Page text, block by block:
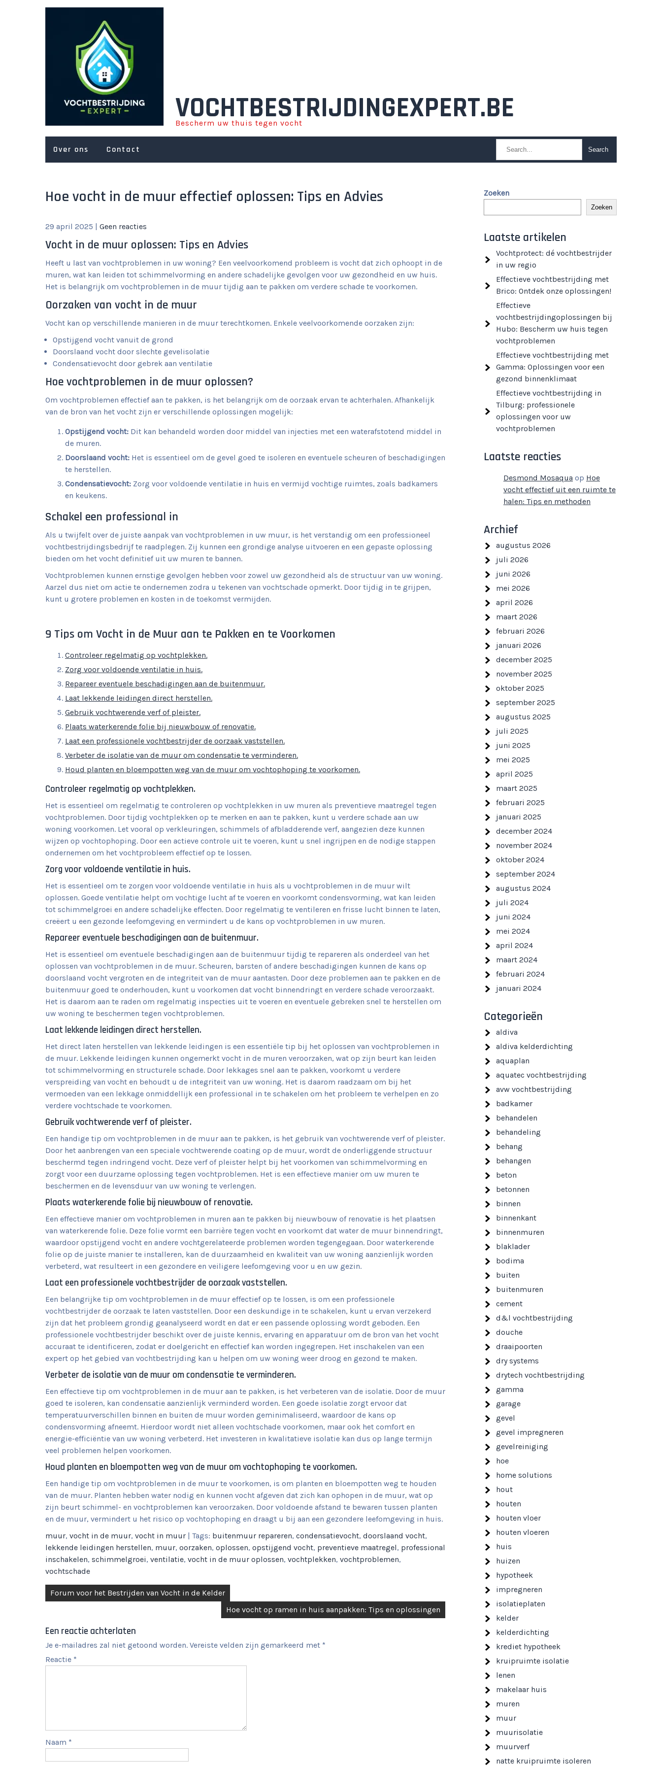
VOCHTBESTRIJDINGEXPERT.BE
Bescherm uw thuis tegen vocht
Over ons Contact
Hoe vocht in de muur effectief oplossen: Tips en Advies
29 april 2025 | Geen reacties
Vocht in de muur oplossen: Tips en Advies
Heeft u last van vochtproblemen in uw woning? Een veelvoorkomend probleem is vocht dat zich ophoopt in de
muren, wat kan leiden tot schimmelvorming en andere schadelijke gevolgen voor uw gezondheid en uw huis.
Het is belangrijk om vochtproblemen in de muur tijdig aan te pakken om verdere schade te voorkomen.
Oorzaken van vocht in de muur
Vocht kan op verschillende manieren in de muur terechtkomen. Enkele veelvoorkomende oorzaken zijn:
Opstijgend vocht vanuit de grond
Doorslaand vocht door slechte gevelisolatie
Condensatievocht door gebrek aan ventilatie
Hoe vochtproblemen in de muur oplossen?
Om vochtproblemen effectief aan te pakken, is het belangrijk om de oorzaak ervan te achterhalen. Afhankelijk
van de bron van het vocht zijn er verschillende oplossingen mogelijk:
Opstijgend vocht: Dit kan behandeld worden door middel van injecties met een waterafstotend middel in
de muren.
Doorslaand vocht: Het is essentieel om de gevel goed te isoleren en eventuele scheuren of beschadigingen
te herstellen.
Condensatievocht: Zorg voor voldoende ventilatie in huis en vermijd vochtige ruimtes, zoals badkamers
en keukens.
Schakel een professional in
Als u twijfelt over de juiste aanpak van vochtproblemen in uw muur, is het verstandig om een professioneel
vochtbestrijdingsbedrijf te raadplegen. Zij kunnen een grondige analyse uitvoeren en een gepaste oplossing
bieden om het vocht definitief uit uw muren te bannen.
Vochtproblemen kunnen ernstige gevolgen hebben voor zowel uw gezondheid als de structuur van uw woning.
Aarzel dus niet om actie te ondernemen zodra u tekenen van vochtschade opmerkt. Door tijdig in te grijpen,
kunt u grotere problemen en kosten in de toekomst vermijden.
9 Tips om Vocht in de Muur aan te Pakken en te Voorkomen
Controleer regelmatig op vochtplekken.
Zorg voor voldoende ventilatie in huis.
Repareer eventuele beschadigingen aan de buitenmuur.
Laat lekkende leidingen direct herstellen.
Gebruik vochtwerende verf of pleister.
Plaats waterkerende folie bij nieuwbouw of renovatie.
Laat een professionele vochtbestrijder de oorzaak vaststellen.
Verbeter de isolatie van de muur om condensatie te verminderen.
Houd planten en bloempotten weg van de muur om vochtophoping te voorkomen.
Controleer regelmatig op vochtplekken.
Het is essentieel om regelmatig te controleren op vochtplekken in uw muren als preventieve maatregel tegen
vochtproblemen. Door tijdig vochtplekken op te merken en aan te pakken, kunt u verdere schade aan uw
woning voorkomen. Let vooral op verkleuringen, schimmels of afbladderende verf, aangezien deze kunnen
wijzen op vochtophoping. Door een actieve controle uit te voeren, kunt u snel ingrijpen en de nodige stappen
ondernemen om het vochtprobleem effectief op te lossen.
Zorg voor voldoende ventilatie in huis.
Het is essentieel om te zorgen voor voldoende ventilatie in huis als u vochtproblemen in de muur wilt
oplossen. Goede ventilatie helpt om vochtige lucht af te voeren en voorkomt condensvorming, wat kan leiden
tot schimmelgroei en andere schadelijke effecten. Door regelmatig te ventileren en frisse lucht binnen te laten,
creëert u een gezonde leefomgeving en vermindert u de kans op vochtproblemen in uw muren.
Repareer eventuele beschadigingen aan de buitenmuur.
Het is essentieel om eventuele beschadigingen aan de buitenmuur tijdig te repareren als onderdeel van het
oplossen van vochtproblemen in de muur. Scheuren, barsten of andere beschadigingen kunnen de kans op
doorslaand vocht vergroten en de integriteit van de muur aantasten. Door deze problemen aan te pakken en de
buitenmuur goed te onderhouden, kunt u voorkomen dat vocht binnendringt en verdere schade veroorzaakt.
Het is daarom aan te raden om regelmatig inspecties uit te voeren en eventuele gebreken snel te herstellen om
uw woning te beschermen tegen vochtproblemen.
Laat lekkende leidingen direct herstellen.
Het direct laten herstellen van lekkende leidingen is een essentiële tip bij het oplossen van vochtproblemen in
de muur. Lekkende leidingen kunnen ongemerkt vocht in de muren veroorzaken, wat op zijn beurt kan leiden
tot schimmelvorming en structurele schade. Door lekkages snel aan te pakken, voorkomt u verdere
verspreiding van vocht en behoudt u de integriteit van uw woning. Het is daarom raadzaam om bij het
vermoeden van een lekkage onmiddellijk een professional in te schakelen om het probleem te verhelpen en zo
verdere vochtschade te voorkomen.
Gebruik vochtwerende verf of pleister.
Een handige tip om vochtproblemen in de muur aan te pakken, is het gebruik van vochtwerende verf of pleister.
Door het aanbrengen van een speciale vochtwerende coating op de muur, wordt de onderliggende structuur
beschermd tegen indringend vocht. Deze verf of pleister helpt bij het voorkomen van schimmelvorming en
zorgt voor een duurzame oplossing tegen vochtproblemen. Het is een effectieve manier om uw muren te
beschermen en de levensduur van uw woning te verlengen.
Plaats waterkerende folie bij nieuwbouw of renovatie.
Een effectieve manier om vochtproblemen in muren aan te pakken bij nieuwbouw of renovatie is het plaatsen
van waterkerende folie. Deze folie vormt een barrière tegen vocht en voorkomt dat water de muur binnendringt,
waardoor opstijgend vocht en andere vochtgerelateerde problemen worden tegengegaan. Door waterkerende
folie op de juiste manier te installeren, kan de duurzaamheid en kwaliteit van uw woning aanzienlijk worden
verbeterd, wat resulteert in een gezondere en veiligere leefomgeving voor u en uw gezin.
Laat een professionele vochtbestrijder de oorzaak vaststellen.
Een belangrijke tip om vochtproblemen in de muur effectief op te lossen, is om een professionele
vochtbestrijder de oorzaak te laten vaststellen. Door een deskundige in te schakelen, kunt u ervan verzekerd
zijn dat het probleem grondig geanalyseerd wordt en dat er een passende oplossing wordt geboden. Een
professionele vochtbestrijder beschikt over de juiste kennis, ervaring en apparatuur om de bron van het vocht
accuraat te identificeren, zodat er doelgericht en effectief kan worden ingegrepen. Het inschakelen van een
expert op het gebied van vochtbestrijding kan u helpen om uw woning weer droog en gezond te maken.
Verbeter de isolatie van de muur om condensatie te verminderen.
Een effectieve tip om vochtproblemen in de muur aan te pakken, is het verbeteren van de isolatie. Door de muur
goed te isoleren, kan condensatie aanzienlijk verminderd worden. Een goede isolatie zorgt ervoor dat
temperatuurverschillen binnen en buiten de muur worden geminimaliseerd, waardoor de kans op
condensvorming afneemt. Hierdoor wordt niet alleen vochtschade voorkomen, maar ook het comfort en
energie-efficiëntie van uw woning verbeterd. Het investeren in kwalitatieve isolatie kan dus op lange termijn
veel problemen helpen voorkomen.
Houd planten en bloempotten weg van de muur om vochtophoping te voorkomen.
Een handige tip om vochtproblemen in de muur te voorkomen, is om planten en bloempotten weg te houden
van de muur. Planten hebben water nodig en kunnen vocht afgeven dat zich kan ophopen in de muur, wat op
zijn beurt schimmel- en vochtproblemen kan veroorzaken. Door voldoende afstand te bewaren tussen planten
en de muur, vermindert u het risico op vochtophoping en draagt u bij aan een gezondere leefomgeving in huis.
muur, vocht in de muur, vocht in muur | Tags: buitenmuur repareren, condensatievocht, doorslaand vocht,
lekkende leidingen herstellen, muur, oorzaken, oplossen, opstijgend vocht, preventieve maatregel, professional
inschakelen, schimmelgroei, ventilatie, vocht in de muur oplossen, vochtplekken, vochtproblemen,
vochtschade
Berichtnavigatie
Forum voor het Bestrijden van Vocht in de Kelder
Hoe vocht op ramen in huis aanpakken: Tips en oplossingen
Een reactie achterlaten
Je e-mailadres zal niet getoond worden. Vereiste velden zijn gemarkeerd met *
Reactie *
Naam *
Zoeken
Zoeken
Laatste artikelen
Vochtprotect: dé vochtbestrijder
in uw regio
Effectieve vochtbestrijding met
Brico: Ontdek onze oplossingen!
Effectieve
vochtbestrijdingoplossingen bij
Hubo: Bescherm uw huis tegen
vochtproblemen
Effectieve vochtbestrijding met
Gamma: Oplossingen voor een
gezond binnenklimaat
Effectieve vochtbestrijding in
Tilburg: professionele
oplossingen voor uw
vochtproblemen
Laatste reacties
Desmond Mosaqua op Hoe
vocht effectief uit een ruimte te
halen: Tips en methoden
Archief
augustus 2026
juli 2026
juni 2026
mei 2026
april 2026
maart 2026
februari 2026
januari 2026
december 2025
november 2025
oktober 2025
september 2025
augustus 2025
juli 2025
juni 2025
mei 2025
april 2025
maart 2025
februari 2025
januari 2025
december 2024
november 2024
oktober 2024
september 2024
augustus 2024
juli 2024
juni 2024
mei 2024
april 2024
maart 2024
februari 2024
januari 2024
Categorieën
aldiva
aldiva kelderdichting
aquaplan
aquatec vochtbestrijding
avw vochtbestrijding
badkamer
behandelen
behandeling
behang
behangen
beton
betonnen
binnen
binnenkant
binnenmuren
blaklader
bodima
buiten
buitenmuren
cement
d&l vochtbestrijding
douche
draaipoorten
dry systems
drytech vochtbestrijding
gamma
garage
gevel
gevel impregneren
gevelreiniging
hoe
home solutions
hout
houten
houten vloer
houten vloeren
huis
huizen
hypotheek
impregneren
isolatieplaten
kelder
kelderdichting
krediet hypotheek
kruipruimte isolatie
lenen
makelaar huis
muren
muur
muurisolatie
muurverf
natte kruipruimte isoleren